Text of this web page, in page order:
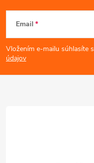
Z
á
p
Email
Vložením e-mailu súhlasíte s
údajov